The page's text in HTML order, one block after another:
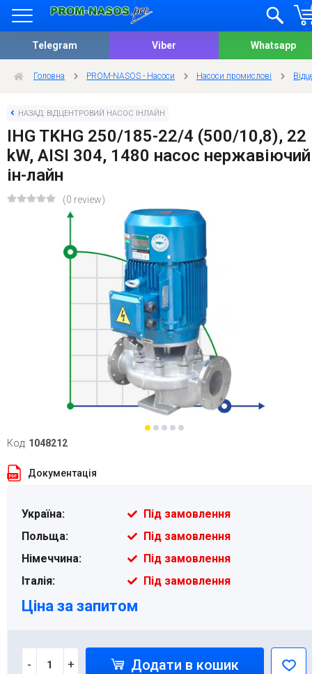
Telegram Viber Whatsapp
Головна PROM-NASOS - Насоси Насоси промислові
НАЗАД: ВІДЦЕНТРОВИЙ НАСОС ІНЛАЙН
IHG TKHG 250/185-22/4 (500/10,8), 22
kW, AISI 304, 1480 насос нержавіючий
ін-лайн
(0 review)
Код: 1048212
Документація
Україна:
Під замовлення
Польща:
Під замовлення
Німеччина:
Під замовлення
Італія:
Під замовлення
Ціна за запитом
- + Додати в кошик